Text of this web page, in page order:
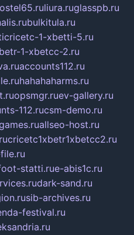
liura.ruglasspb.ru
bulkitula.ru
1-xbetti-5.ru
1-xbetcc-2.ru
accounts112.ru
hahahaharms.ru
opsmgr.ruev-gallery.ru
112.rucsm-demo.ru
allseo-host.ru
cricetc1xbetr1xbetcc2.ru
statti.rue-abis1c.ru
dark-sand.ru
sib-archives.ru
festival.ru